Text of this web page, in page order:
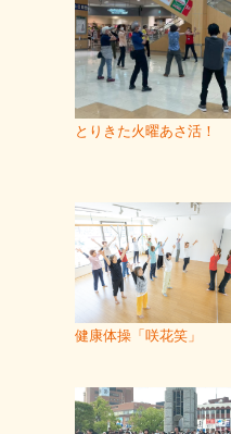
とりきた火曜あさ活！
健康体操「咲花笑」